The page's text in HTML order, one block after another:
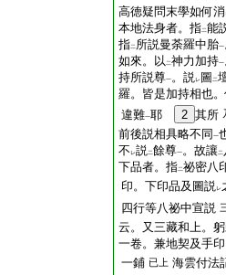
高徳疑問末學如何消
本地法身者。指二能
指二 所説曼荼羅中胎一
如來。以 二神力加持一
持所説尊一。説レ 圖 二
羅。皆是加持相也
違難一耶 2 其所
前後説相具略不同 一
不 レ説二餘尊一。故讓二
下品者。指二祕密八
印。下印品及圖説レ
四行等八祕中宣説
云。又三藏和上。
一卷。兼地契及手
一鋪 已上 海雲付法